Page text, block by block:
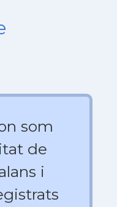
som
de
i